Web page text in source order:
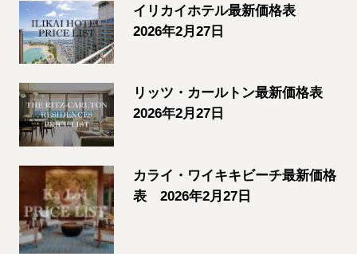
イリカイホテル最新価格表
2026年2月27日
リッツ・カールトン最新価格表
2026年2月27日
カライ・ワイキキビーチ最新価格
表 2026年2月27日